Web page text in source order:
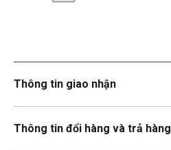
Thông tin giao nhận
Thông tin đổi hàng và trả hàng